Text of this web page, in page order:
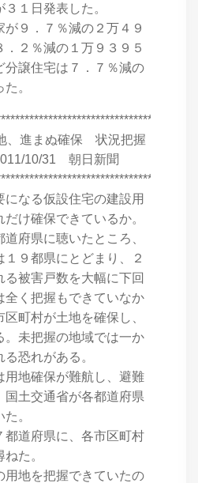
１日発表した。
９．７％減の２万４９
．２％減の１万９３９５
分譲住宅は７．７％減の
。
進まぬ確保 状況把握
10/31 朝日新聞
なる仮設住宅の建設用
け確保できているか。
府県に聴いたところ、
９都県にとどまり、２
る被害戸数を大幅に下回
全く把握もできていなか
町村が土地を確保し、
。未把握の地域では一か
恐れがある。
地確保が難航し、避難
国土交通省が各都道府県
。
道府県に、各市区町村
た。
地を把握できていたの